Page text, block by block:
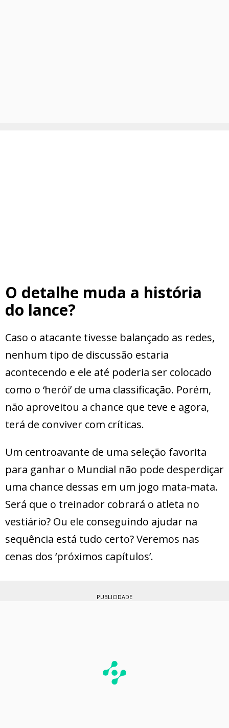
O detalhe muda a história
do lance?
Caso o atacante tivesse balançado as redes,
nenhum tipo de discussão estaria
acontecendo e ele até poderia ser colocado
como o ‘herói’ de uma classificação. Porém,
não aproveitou a chance que teve e agora,
terá de conviver com críticas.
Um centroavante de uma seleção favorita
para ganhar o Mundial não pode desperdiçar
uma chance dessas em um jogo mata-mata.
Será que o treinador cobrará o atleta no
vestiário? Ou ele conseguindo ajudar na
sequência está tudo certo? Veremos nas
cenas dos ‘próximos capítulos’.
PUBLICIDADE